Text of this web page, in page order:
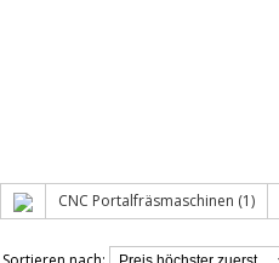
CNC Portalfräsmaschinen (1)